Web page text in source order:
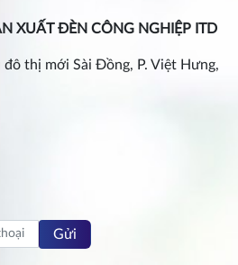
XUẤT ĐÈN CÔNG NGHIỆP ITD
thị mới Sài Đồng, P. Việt Hưng,
Gửi